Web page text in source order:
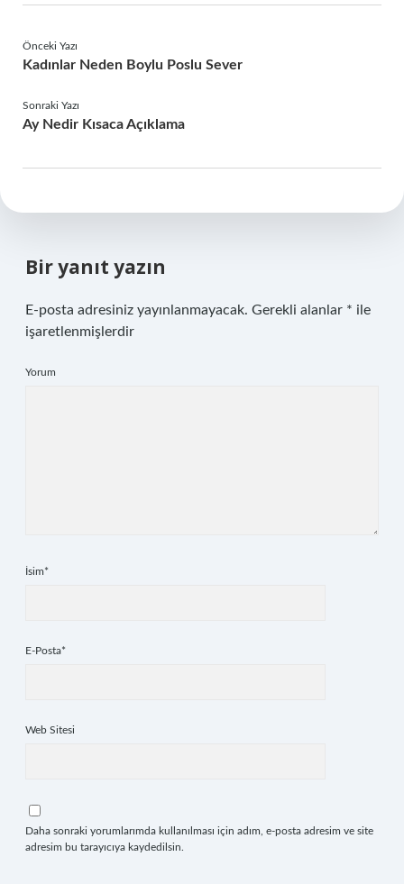
Önceki Yazı
Kadınlar Neden Boylu Poslu Sever
Sonraki Yazı
Ay Nedir Kısaca Açıklama
Bir yanıt yazın
E-posta adresiniz yayınlanmayacak. Gerekli alanlar * ile
işaretlenmişlerdir
Yorum
İsim*
E-Posta*
Web Sitesi
Daha sonraki yorumlarımda kullanılması için adım, e-posta adresim ve site
adresim bu tarayıcıya kaydedilsin.